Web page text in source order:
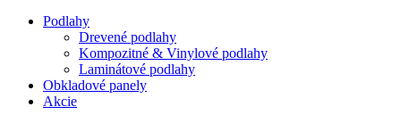
Podlahy
Drevené podlahy
Kompozitné & Vinylové podlahy
Laminátové podlahy
Obkladové panely
Akcie